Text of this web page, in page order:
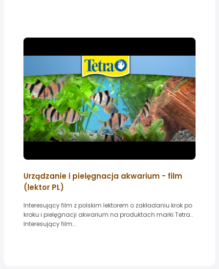
Urządzanie i pielęgnacja akwarium - film
(lektor PL)
Interesujący film z polskim lektorem o zakładaniu krok po
kroku i pielęgnacji akwarium na produktach marki Tetra..
Interesujący film...